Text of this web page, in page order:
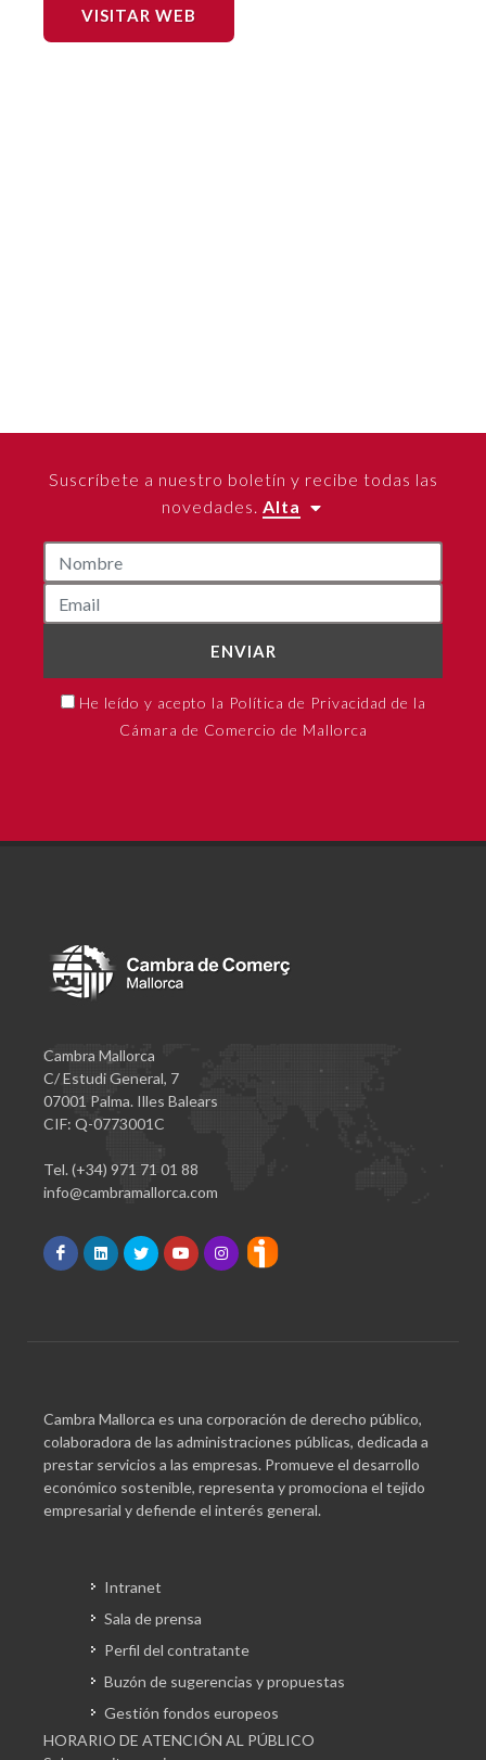
VISITAR WEB
Suscríbete a nuestro boletín y recibe todas las
novedades. Alta
ENVIAR
He leído y acepto la Política de Privacidad de la
Cámara de Comercio de Mallorca
Cambra Mallorca
C/ Estudi General, 7
07001 Palma. Illes Balears
CIF: Q-0773001C
Tel. (+34) 971 71 01 88
info@cambramallorca.com
Cambra Mallorca es una corporación de derecho público,
colaboradora de las administraciones públicas, dedicada a
prestar servicios a las empresas. Promueve el desarrollo
económico sostenible, representa y promociona el tejido
empresarial y defiende el interés general.
Intranet
Sala de prensa
Perfil del contratante
Buzón de sugerencias y propuestas
Gestión fondos europeos
HORARIO DE ATENCIÓN AL PÚBLICO